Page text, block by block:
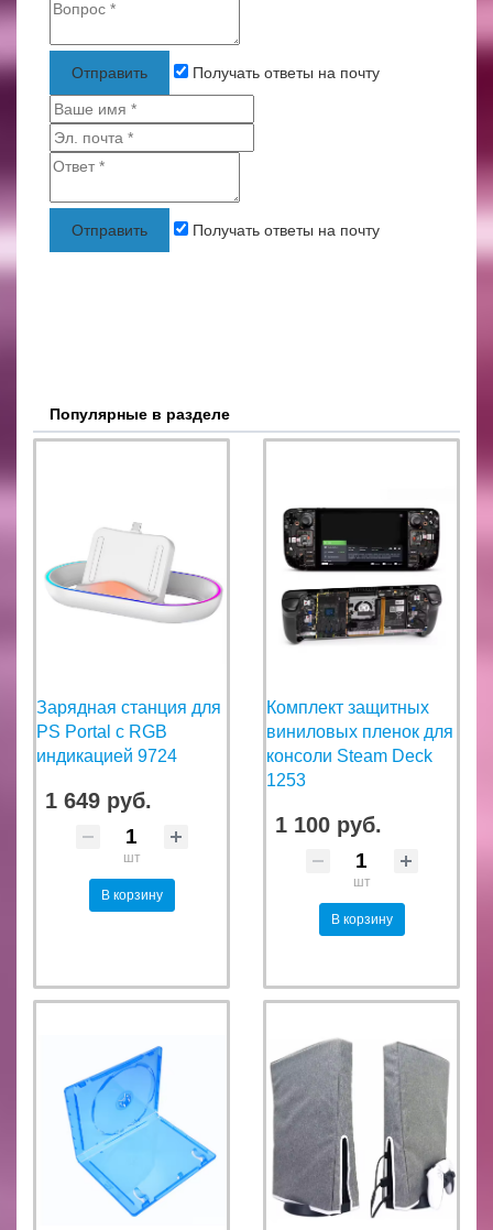
Отправить Получать ответы на почту
Отправить Получать ответы на почту
Популярные в разделе
Зарядная станция для
PS Portal с RGB
индикацией 9724
1 649 руб.
шт
В корзину
Комплект защитных
виниловых пленок для
консоли Steam Deck
1253
1 100 руб.
шт
В корзину